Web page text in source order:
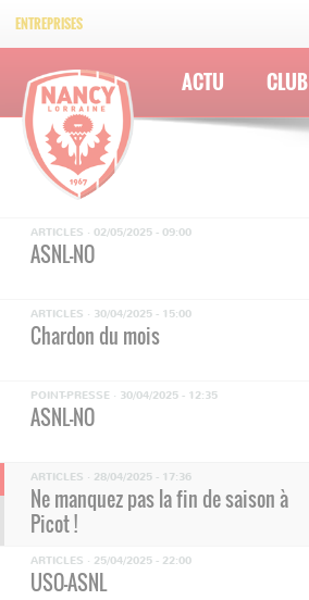
ENTREPRISES
ACTU CLUB
Lorraine
ARTICLES ·04/05/2025 - 19:30
Chardon du mois
ARTICLES ·03/05/2025 - 10:42
ASNL-NO
ARTICLES · 02/05/2025 - 09:00
ASNL-NO
ARTICLES · 30/04/2025 - 15:00
Chardon du mois
POINT-PRESSE · 30/04/2025 - 12:35
ASNL-NO
ARTICLES · 28/04/2025 - 17:36
Ne manquez pas la fin de saison à
Picot !
ARTICLES · 25/04/2025 - 22:00
USO-ASNL